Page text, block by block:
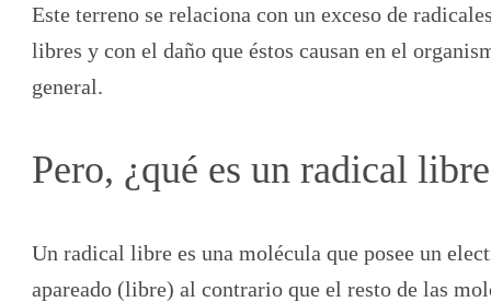
Este terreno se relaciona con un exceso de
libres y con el daño que éstos causan en el
general.
Pero, ¿qué es un radical
Un radical libre es una molécula que posee un
apareado (libre) al contrario que el resto de las